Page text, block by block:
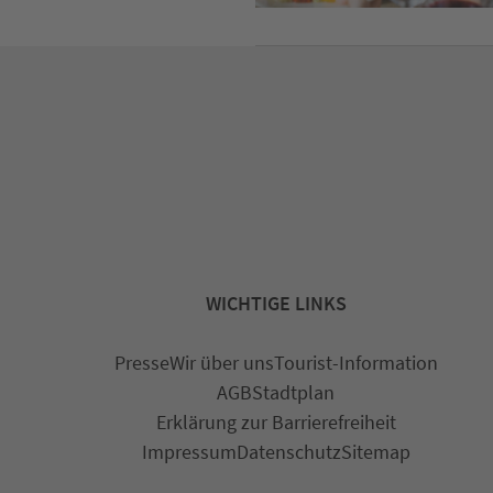
WICHTIGE LINKS
PresseWir über unsTourist-Information
AGBStadtplan
Erklärung zur Barrierefreiheit
ImpressumDatenschutzSitemap